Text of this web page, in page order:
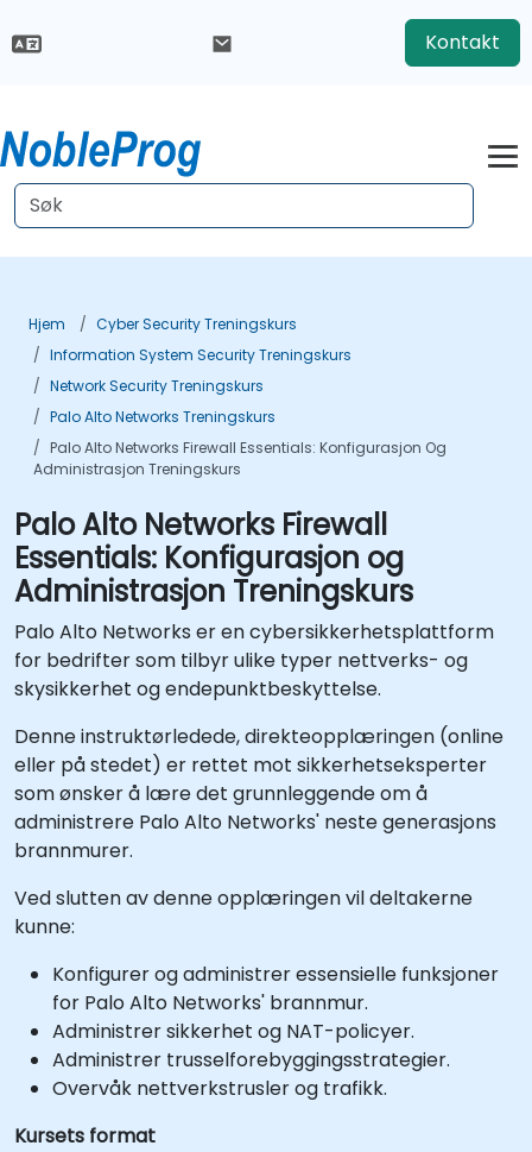
Kontakt
Hjem
Cyber Security Treningskurs
Information System Security Treningskurs
Network Security Treningskurs
Palo Alto Networks Treningskurs
Palo Alto Networks Firewall Essentials: Konfigurasjon Og
Administrasjon Treningskurs
Palo Alto Networks Firewall
Essentials: Konfigurasjon og
Administrasjon Treningskurs
Palo Alto Networks er en cybersikkerhetsplattform
for bedrifter som tilbyr ulike typer nettverks- og
skysikkerhet og endepunktbeskyttelse.
Denne instruktørledede, direkteopplæringen (online
eller på stedet) er rettet mot sikkerhetseksperter
som ønsker å lære det grunnleggende om å
administrere Palo Alto Networks' neste generasjons
brannmurer.
Ved slutten av denne opplæringen vil deltakerne
kunne:
Konfigurer og administrer essensielle funksjoner
for Palo Alto Networks' brannmur.
Administrer sikkerhet og NAT-policyer.
Administrer trusselforebyggingsstrategier.
Overvåk nettverkstrusler og trafikk.
Kursets format